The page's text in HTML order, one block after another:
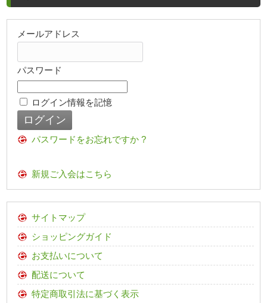
メールアドレス
パスワード
ログイン情報を記憶
パスワードをお忘れですか ?
新規ご入会はこちら
サイトマップ
ショッピングガイド
お支払いについて
配送について
特定商取引法に基づく表示